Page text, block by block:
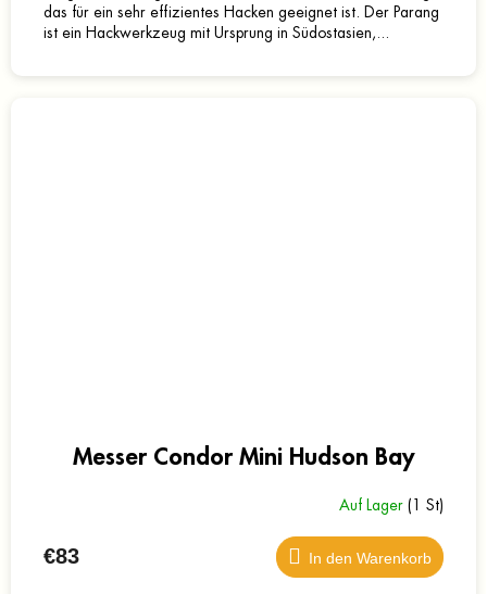
das für ein sehr effizientes Hacken geeignet ist. Der Parang
ist ein Hackwerkzeug mit Ursprung in Südostasien,...
Messer Condor Mini Hudson Bay
Auf Lager (1 St)
€83 In den Warenkorb